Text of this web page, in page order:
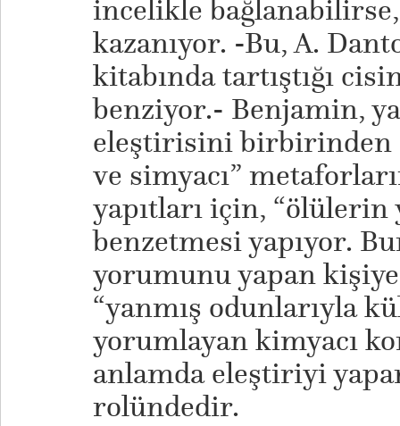
incelikle bağlanabilirse,
kazanıyor. -Bu, A.
kitabında tartıştığı
benziyor.- Benjamin,
eleştirisini birbirinden
ve simyacı”
yapıtları için, “ölülerin
benzetmesi yapıyor.
yorumunu yapan kişiye
“yanmış odunlarıyla
yorumlayan kimyacı
anlamda eleştiriyi
rolündedir.